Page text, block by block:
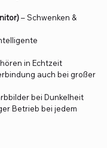
– Schwenken &
in Echtzeit
auch bei großer
bei Dunkelheit
Betrieb bei jedem